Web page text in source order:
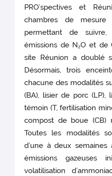
PRO’spectives et
chambres de mesure
permettant de
émissions de N2O et de
site Réunion a doublé
Désormais, trois
chacune des modalités
(BA), lisier de porc (LP),
témoin (T, fertilisation
compost de boue (CB)
Toutes les modalités
d’une à deux
émissions gazeuses
volatilisation